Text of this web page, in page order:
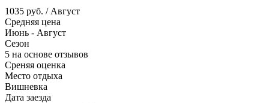
1035 руб. / Август
Средняя цена
Июнь - Август
Сезон
5 на основе отзывов
Среняя оценка
Место отдыха
Вишневка
Дата заезда